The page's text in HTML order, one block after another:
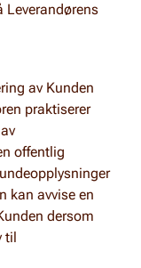
Leverandørens
av Kunden
praktiserer
offentlig
kan avvise en
dersom
til